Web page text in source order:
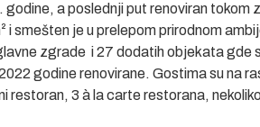
godine, a poslednji put renoviran
i smešten je u prelepom prirodnom
zgrade i 27 dodatih objekata gde
godine renovirane. Gostima su na
restoran, 3 à la carte restorana,